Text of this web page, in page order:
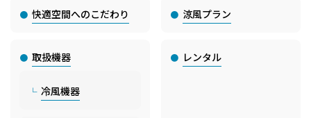
快適空間へのこだわり 涼風プラン
取扱機器
冷風機器
レンタル